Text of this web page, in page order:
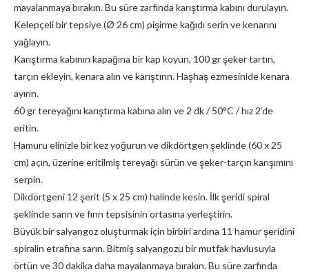
mayalanmaya bırakın. Bu süre zarfında karıştırma kabını durulayın.
Kelepçeli bir tepsiye (Ø 26 cm) pişirme kağıdı serin ve kenarını
yağlayın.
Karıştırma kabının kapağına bir kap koyun, 100 gr şeker tartın,
tarçın ekleyin, kenara alın ve karıştırın. Haşhaş ezmesinide kenara
ayırın.
60 gr tereyağını karıştırma kabına alın ve 2 dk / 50°C / hız 2’de
eritin.
Hamuru elinizle bir kez yoğurun ve dikdörtgen şeklinde (60 x 25
cm) açın, üzerine eritilmiş tereyağı sürün ve şeker-tarçın karışımını
serpin.
Dikdörtgeni 12 şerit (5 x 25 cm) halinde kesin. İlk şeridi spiral
şeklinde sarın ve fırın tepsisinin ortasına yerleştirin.
Büyük bir salyangoz oluşturmak için birbiri ardına 11 hamur şeridini
spiralin etrafına sarın. Bitmiş salyangozu bir mutfak havlusuyla
örtün ve 30 dakika daha mayalanmaya bırakın. Bu süre zarfında